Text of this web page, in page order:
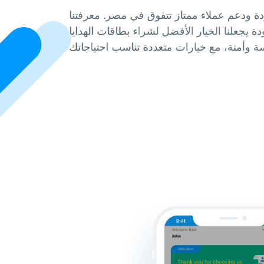
ودعم عملاء ممتاز تتفوق في مصر. معرفتنا
يجعلنا الخيار الأفضل لشراء بطاقات الهدايا